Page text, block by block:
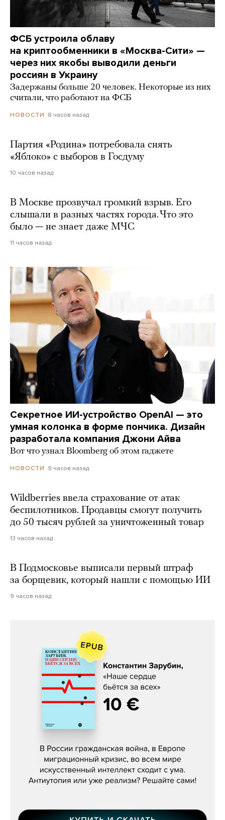
ФСБ устроила облаву
на криптообменники в «Москва-Сити» —
через них якобы выводили деньги
россиян в Украину
Задержаны больше 20 человек. Некоторые из них
считали, что работают на ФСБ
НОВОСТИ 8 часов назад
Партия «Родина» потребовала снять
«Яблоко» с выборов в Госдуму
10 часов назад
В Москве прозвучал громкий взрыв. Его
слышали в разных частях города. Что это
было — не знает даже МЧС
11 часов назад
Секретное ИИ-устройство OpenAI — это
умная колонка в форме пончика. Дизайн
разработала компания Джони Айва
Вот что узнал Bloomberg об этом гаджете
НОВОСТИ 9 часов назад
Wildberries ввела страхование от атак
беспилотников. Продавцы смогут получить
до 50 тысяч рублей за уничтоженный товар
13 часов назад
В Подмосковье выписали первый штраф
за борщевик, который нашли с помощью ИИ
9 часов назад
Константин Зарубин, «Наше сердце